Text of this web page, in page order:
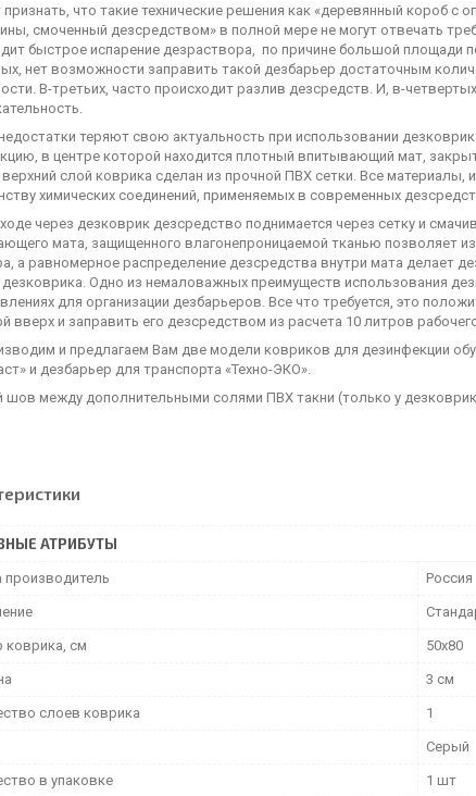
признать, что такие технические решения как «деревянный короб с
смоченный дезсредством» в полной мере не могут отвечать
быстрое испарение дезраствора, по причине большой площади
нет возможности заправить такой дезбарьер достаточным
В-третьих, часто происходит разлив дезсредств. И, в-
теряют свою актуальность при использовании
в центре которой находится плотный впитывающий мат,
слой коврика сделан из прочной ПВХ сетки. Все
химических соединений, применяемых в современных
через дезковрик дезсредство поднимается через сетку и
мата, защищенного влагонепроницаемой тканью позволяет
а равномерное распределение дезсредства внутри мата делает
дезковрика. Одно из немаловажных преимуществ использования
для организации дезбарьеров. Все что требуется, это
вверх и заправить его дезсредством из расчета 10 литров
и предлагаем Вам две модели ковриков для дезинфекции
и дезбарьер для транспорта «Техно-ЭКО».
шов между дополнительными солями ПВХ такни (только у
АТРИБУТЫ
производитель Россия
коврика, см 50х80
3 см
слоев коврика 1
Серый
в упаковке 1 шт